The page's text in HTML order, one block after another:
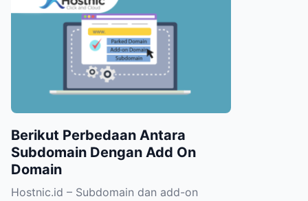
Berikut Perbedaan Antara
Subdomain Dengan Add On
Domain
Hostnic.id – Subdomain dan add-on